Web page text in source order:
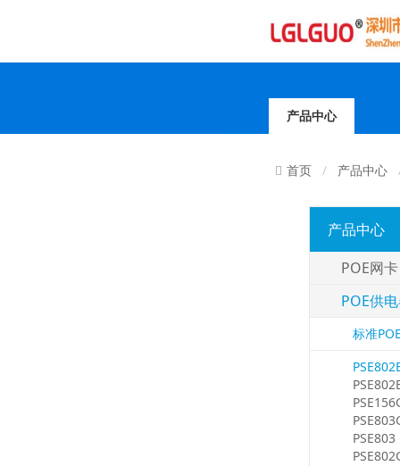
产品中心
首页 产品中心
产品中心
POE网卡
POE供
标准
PSE803